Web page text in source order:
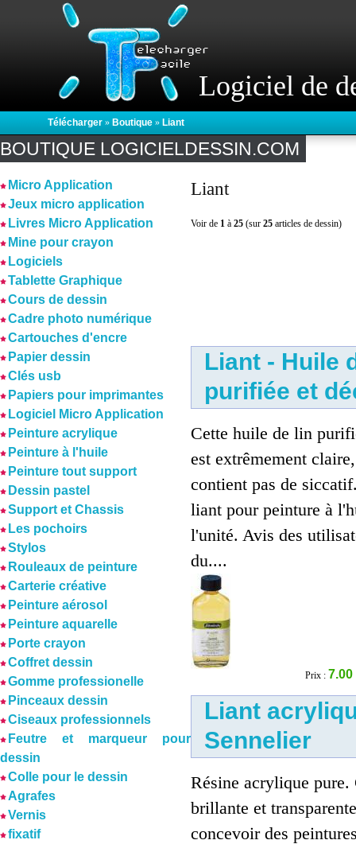
Logiciel de
Télécharger » Boutique » Liant
BOUTIQUE LOGICIELDESSIN.COM
Micro Application
Jeux micro application
Livres Micro Application
Mine pour crayon
Logiciels
Tablette Graphique
Cours de dessin
Cadre photo numérique
Cartouches d'encre
Papier dessin
Clés usb
Papiers pour imprimantes
Logiciel Micro Application
Peinture acrylique
Peinture à l'huile
Peinture tout support
Dessin pastel
Support et Chassis
Les pochoirs
Stylos
Rouleaux de peinture
Carterie créative
Peinture aérosol
Peinture aquarelle
Porte crayon
Coffret dessin
Gomme professionelle
Pinceaux dessin
Ciseaux professionnels
Feutre et marqueur pour
dessin
Colle pour le dessin
Agrafes
Vernis
fixatif
Liant
Voir de 1 à 25 (sur 25 articles de dessin)
Liant - Huile
purifiée et
Cette huile de lin
est extrêmement
contient pas de
liant pour peinture à
l'unité. Avis des
du....
Prix : 7.00
Liant
Sennelier
Résine acrylique pure.
brillante et
concevoir des